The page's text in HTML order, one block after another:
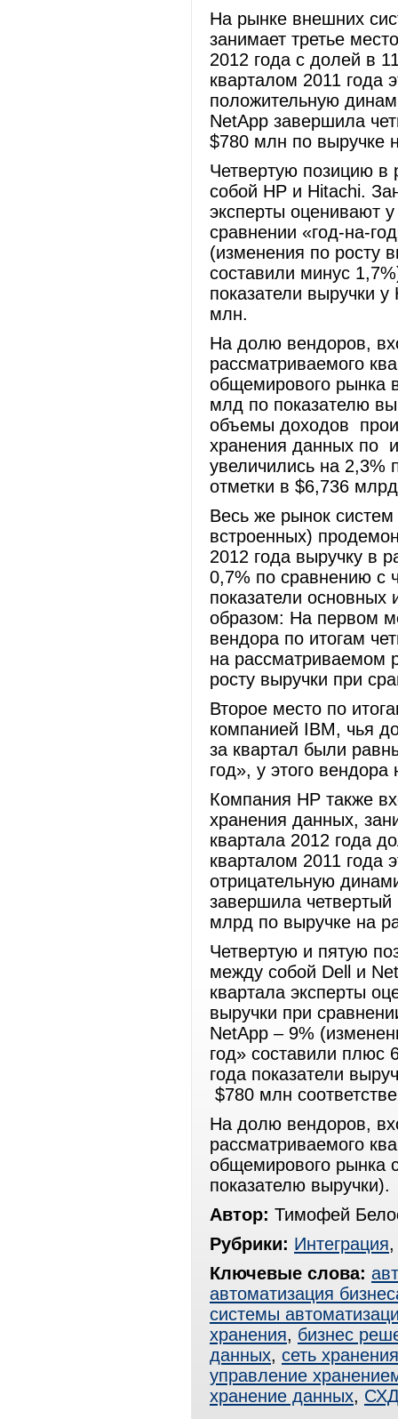
На рынке внешних
занимает третье
2012 года с долей в
кварталом 2011 года
положительную
NetApp завершила
$780 млн по выручке
Четвертую позицию
собой HP и Hitachi.
эксперты оценивают
сравнении «год-на-
(изменения по росту
составили минус
показатели выручки
млн.
На долю вендоров,
рассматриваемого
общемирового рынка
млд по показателю
объемы доходов
хранения данных по
увеличились на 2,3%
отметки в $6,736 млрд
Весь же рынок
встроенных)
2012 года выручку в
0,7% по сравнению с
показатели
образом: На первом
вендора по итогам
на рассматриваемом
росту выручки при
Второе место по
компанией IBM, чья
за квартал были
год», у этого
Компания HP также
хранения данных,
квартала 2012 года
кварталом 2011 года
отрицательную
завершила четвертый
млрд по выручке на
Четвертую и пятую
между собой Dell и
квартала эксперты
выручки при
NetApp – 9%
год» составили плюс
года показатели
$780 млн
На долю вендоров,
рассматриваемого
общемирового рынка
показателю выручки).
Автор: Тимофей
Рубрики: Интеграция
Ключевые слова:
автоматизация
системы
хранения, бизнес
данных, сеть
управление
хранение данных,